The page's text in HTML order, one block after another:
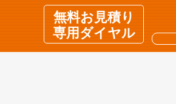
無料お見積り
専用ダイヤル